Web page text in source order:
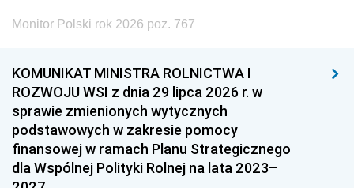
Monitor Polski rok 2026 poz. 767
KOMUNIKAT MINISTRA ROLNICTWA I
ROZWOJU WSI z dnia 29 lipca 2026 r. w
sprawie zmienionych wytycznych
podstawowych w zakresie pomocy
finansowej w ramach Planu Strategicznego
dla Wspólnej Polityki Rolnej na lata 2023–